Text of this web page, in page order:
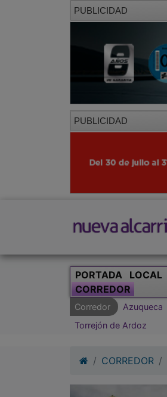
PUBLICIDAD
PUBLICIDAD
PORTADA LOCAL
CORREDOR
Corredor Azuqueca
Torrejón de Ardoz
CORREDOR